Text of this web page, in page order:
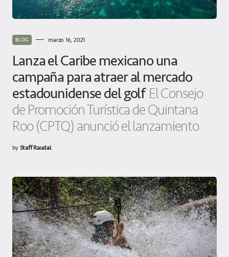
BLOG marzo 16, 2021
Lanza el Caribe mexicano una
campaña para atraer al mercado
estadounidense del golf El Consejo
de Promoción Turística de Quintana
Roo (CPTQ) anunció el lanzamiento
byStaff Raudal